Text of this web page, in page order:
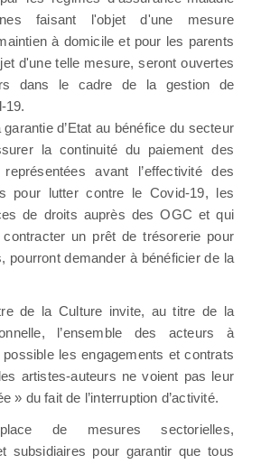
faisant l'objet d'une mesure
à domicile et pour les parents
d'une telle mesure, seront ouvertes
dans le cadre de la gestion de
19.
d’Etat au bénéfice du secteur
la continuité du paiement des
avant l’effectivité des
pour lutter contre le Covid-19, les
de droits auprès des OGC et qui
un prêt de trésorerie pour
pourront demander à bénéficier de la
de la Culture invite, au titre de la
l’ensemble des acteurs à
les engagements et contrats
artistes-auteurs ne voient pas leur
» du fait de l’interruption d’activité.
de mesures sectorielles,
subsidiaires pour garantir que tous